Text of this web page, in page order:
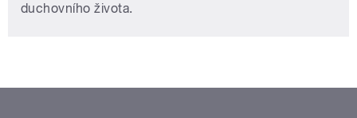
duchovního života.